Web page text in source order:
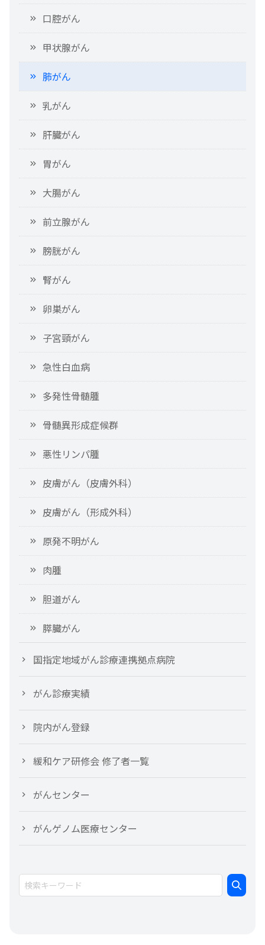
口腔がん
甲状腺がん
肺がん
乳がん
肝臓がん
胃がん
大腸がん
前立腺がん
膀胱がん
腎がん
卵巣がん
子宮頸がん
急性白血病
多発性骨髄腫
骨髄異形成症候群
悪性リンパ腫
皮膚がん（皮膚外科）
皮膚がん（形成外科）
原発不明がん
肉腫
胆道がん
膵臓がん
国指定地域がん診療連携拠点病院
がん診療実績
院内がん登録
緩和ケア研修会 修了者一覧
がんセンター
がんゲノム医療センター